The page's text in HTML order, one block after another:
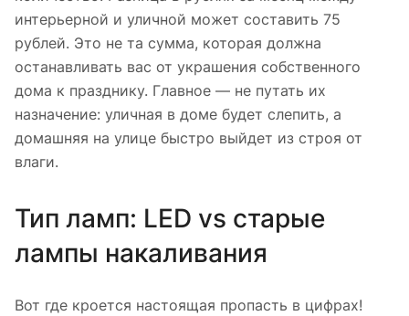
интерьерной и уличной может составить 75
рублей. Это не та сумма, которая должна
останавливать вас от украшения собственного
дома к празднику. Главное — не путать их
назначение: уличная в доме будет слепить, а
домашняя на улице быстро выйдет из строя от
влаги.
Тип ламп: LED vs старые
лампы накаливания
Вот где кроется настоящая пропасть в цифрах!